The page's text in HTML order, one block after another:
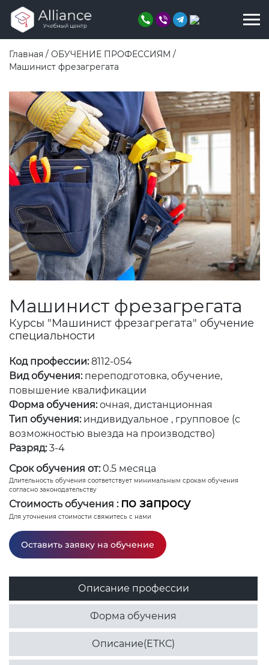
Главная / ОБУЧЕНИЕ ПРОФЕССИЯМ /
Машинист фрезагрегата
Машинист фрезагрегата
Курсы "Машинист фрезагрегата" обучение
специальности
Код профессии:8112-054
Вид обучения: переподготовка, обучение,
повышение квалификации
Форма обучения: очная, дистанционная
Тип обучения: индивидуальное , групповое (с
возможностью выезда на производство)
Разряд: 3-4
Срок обучения от: 0.5 месяца
Длительность обучения соответствует минимальным срокам обучения
согласно законодательству
Стоимость обучения : по запросу
Для уточнения стоимости свяжитесь с нами
Оставить заявку на обучение
Описание профессии
Форма обучения
Описание(ЕТКС)